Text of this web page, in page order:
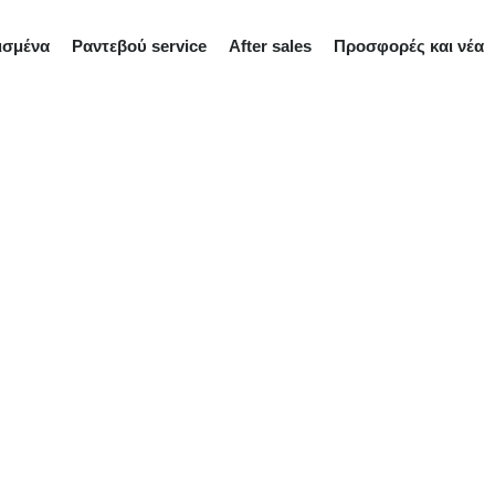
Προσφορές και νέα
After sales
Ραντεβού service